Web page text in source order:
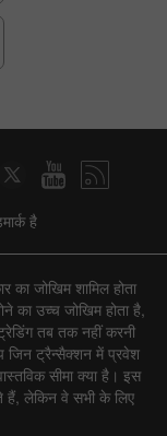
है
का जोखिम शामिल होता
का उच्च जोखिम होता है,
तब तक नहीं करनी
जिन ट्रैन्सैक्शन में प्रवेश
सीमा क्या है। इस
लेकिन वे सभी के लिए